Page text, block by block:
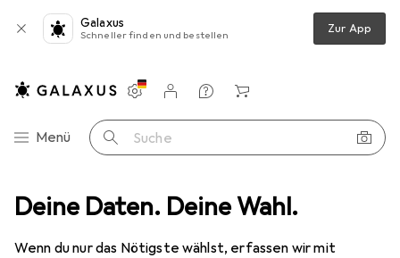
Deine Daten. Deine Wahl.
Wenn du nur das Nötigste wählst, erfassen wir mit
Galaxus
Schneller finden und bestellen Zur App
Navigation nach Kategorien
Menü Suche
Einstellungen
Kundenkonto
Vergleichslisten
Merklisten
Warenkorb
Teppiche Teppich Pergamon Teppich Modern Trendline Karo